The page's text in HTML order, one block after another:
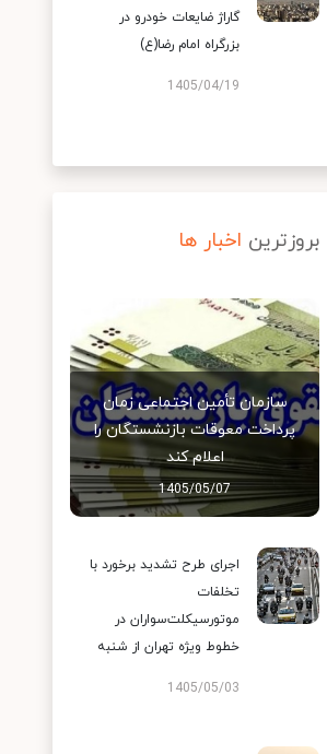
گاراژ ضایعات خودرو در
بزرگراه امام رضا(ع)
1405/04/19
بروزترین اخبار ها
سازمان تأمین اجتماعی زمان
پرداخت معوقات بازنشستگان را
اعلام کند
1405/05/07
اجرای طرح تشدید برخورد با
تخلفات
موتورسیکلت‌سواران در
خطوط ویژه تهران از شنبه
1405/05/03